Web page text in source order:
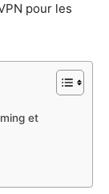
pour les
et